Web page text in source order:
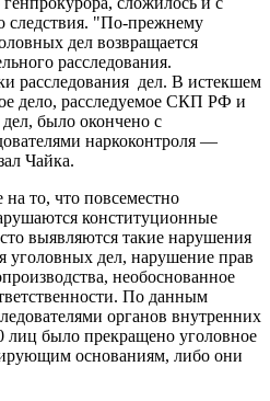
следствия. "По-прежнему
дел возвращается
расследования.
расследования дел. В истекшем
дело, расследуемое СКП РФ и
было окончено с
наркоконтроля —
Чайка.
то, что повсеместно
конституционные
выявляются такие нарушения
уголовных дел, нарушение прав
необоснованное
По данным
органов внутренних
лиц было прекращено уголовное
основаниям, либо они